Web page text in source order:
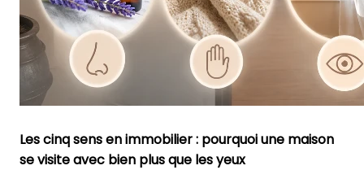
Les cinq sens en immobilier : pourquoi une maison
se visite avec bien plus que les yeux